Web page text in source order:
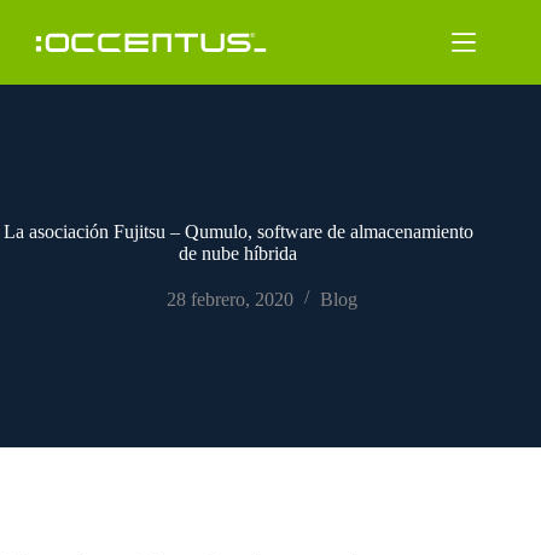
contenido
La asociación Fujitsu – Qumulo, software de almacenamiento
de nube híbrida
28 febrero, 2020 Blog